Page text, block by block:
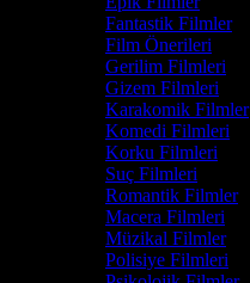
Fantastik Filmler
Film Önerileri
Gerilim Filmleri
Gizem Filmleri
Karakomik Filmler
Komedi Filmleri
Korku Filmleri
Suç Filmleri
Romantik Filmler
Macera Filmleri
Müzikal Filmler
Polisiye Filmleri